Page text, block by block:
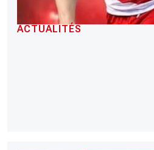
ACTUALITÉS